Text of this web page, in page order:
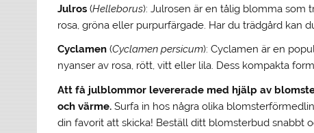
Julros (Helleborus): Julrosen är en tålig blomma som
rosa, gröna eller purpurfärgade. Har du trädgård kan
Cyclamen (Cyclamen persicum): Cyclamen är en
nyanser av rosa, rött, vitt eller lila. Dess kompakta
Att få julblommor levererade med hjälp av
och värme. Surfa in hos några olika
din favorit att skicka! Beställ ditt blomsterbud snabbt